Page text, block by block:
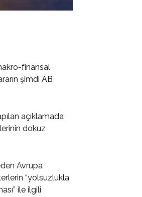
finansal
şimdi AB
açıklamada
dokuz
Avrupa
“yolsuzlukla
ile ilgili